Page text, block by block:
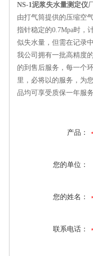
NS-1泥浆失水量测定仪
由打气筒提供的压缩空
指针稳定的0.7Mpa时，
似失水量，但需在记录
我公司拥有一批高精度
的到售后服务，每一个
里，必将以的服务，为
品均可享受质保一年服
产品：
您的单位：
您的姓名：
联系电话：